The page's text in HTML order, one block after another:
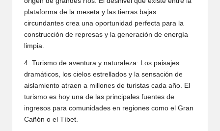
plataforma de la meseta y las tierras bajas
circundantes crea una oportunidad perfecta para la
construcción de represas y la generación de energía
limpia.
4. Turismo de aventura y naturaleza: Los paisajes
dramáticos, los cielos estrellados y la sensación de
aislamiento atraen a millones de turistas cada año. El
turismo es hoy una de las principales fuentes de
ingresos para comunidades en regiones como el Gran
Cañón o el Tíbet.